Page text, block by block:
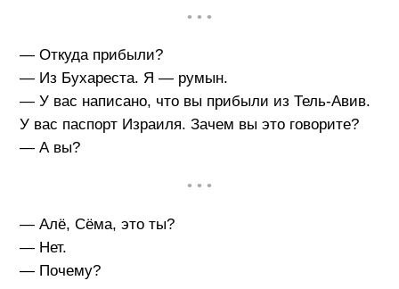
• • •
— Откуда прибыли?
— Из Бухареста. Я — румын.
— У вас написано, что вы прибыли из Тель-Авив.
У вас паспорт Израиля. Зачем вы это говорите?
— А вы?
• • •
— Алё, Сёма, это ты?
— Нет.
— Почему?